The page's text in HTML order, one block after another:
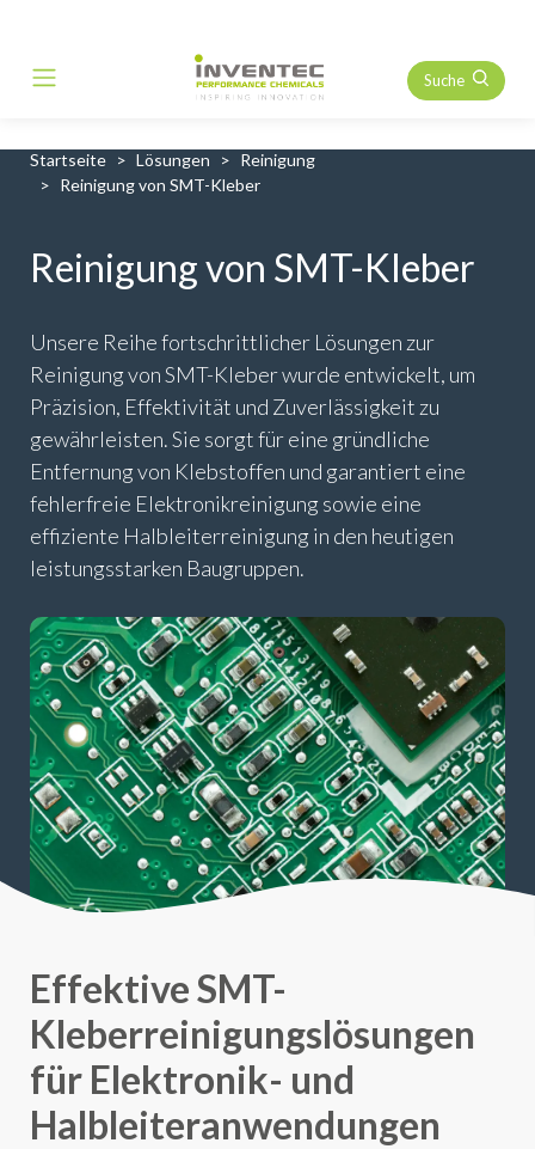
Main Navigation Suche
Startseite Lösungen
Reinigung
Reinigung von SMT-Kleber
Reinigung von SMT-Kleber
Unsere Reihe fortschrittlicher Lösungen zur
Reinigung von SMT-Kleber wurde entwickelt, um
Präzision, Effektivität und Zuverlässigkeit zu
gewährleisten. Sie sorgt für eine gründliche
Entfernung von Klebstoffen und garantiert eine
fehlerfreie Elektronikreinigung sowie eine
effiziente Halbleiterreinigung in den heutigen
leistungsstarken Baugruppen.
Effektive SMT-
Kleberreinigungslösungen
für Elektronik- und
Halbleiteranwendungen